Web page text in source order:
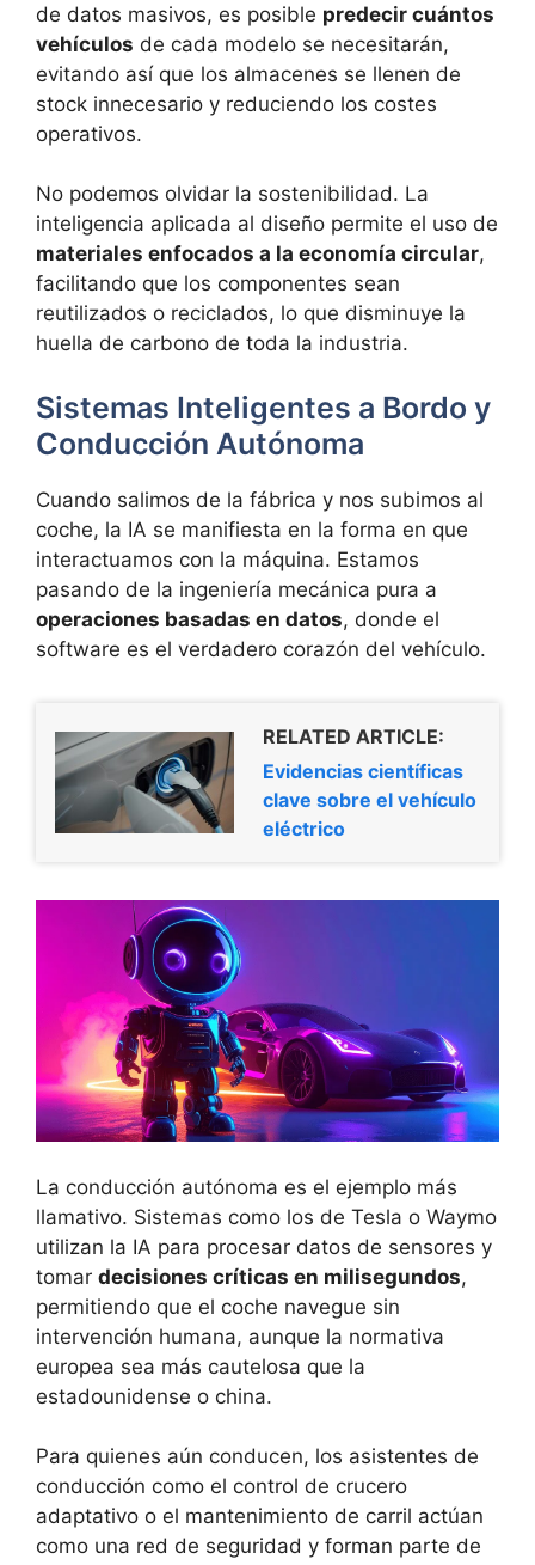
de datos masivos, es posible predecir cuántos
vehículos de cada modelo se necesitarán,
evitando así que los almacenes se llenen de
stock innecesario y reduciendo los costes
operativos.
No podemos olvidar la sostenibilidad. La
inteligencia aplicada al diseño permite el uso de
materiales enfocados a la economía circular,
facilitando que los componentes sean
reutilizados o reciclados, lo que disminuye la
huella de carbono de toda la industria.
Sistemas Inteligentes a Bordo y
Conducción Autónoma
Cuando salimos de la fábrica y nos subimos al
coche, la IA se manifiesta en la forma en que
interactuamos con la máquina. Estamos
pasando de la ingeniería mecánica pura a
operaciones basadas en datos, donde el
software es el verdadero corazón del vehículo.
RELATED ARTICLE:
Evidencias científicas
clave sobre el vehículo
eléctrico
La conducción autónoma es el ejemplo más
llamativo. Sistemas como los de Tesla o Waymo
utilizan la IA para procesar datos de sensores y
tomar decisiones críticas en milisegundos,
permitiendo que el coche navegue sin
intervención humana, aunque la normativa
europea sea más cautelosa que la
estadounidense o china.
Para quienes aún conducen, los asistentes de
conducción como el control de crucero
adaptativo o el mantenimiento de carril actúan
como una red de seguridad y forman parte de